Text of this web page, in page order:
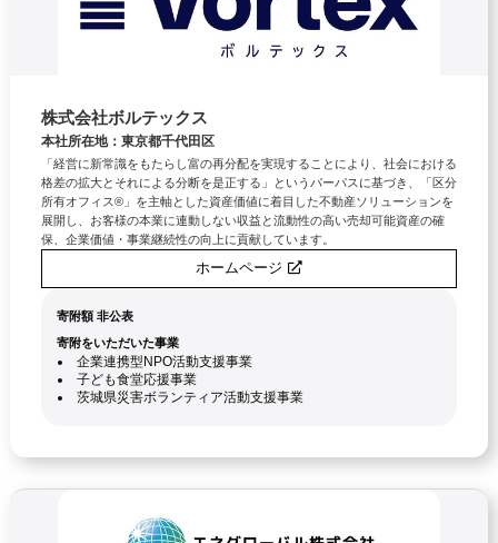
株式会社ボルテックス
本社所在地：東京都千代田区
「経営に新常識をもたらし富の再分配を実現することにより、社会における
格差の拡大とそれによる分断を是正する」というパーパスに基づき、「区分
所有オフィス®」を主軸とした資産価値に着目した不動産ソリューションを
展開し、お客様の本業に連動しない収益と流動性の高い売却可能資産の確
保、企業価値・事業継続性の向上に貢献しています。
ホームページ
寄附額 非公表
寄附をいただいた事業
企業連携型NPO活動支援事業
子ども食堂応援事業
茨城県災害ボランティア活動支援事業